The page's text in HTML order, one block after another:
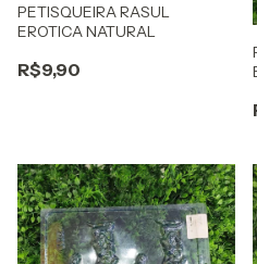
PETISQUEIRA RASUL
EROTICA NATURAL
R$9,90